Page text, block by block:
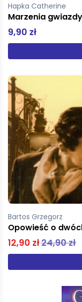
Hapka Catherine
Marzenia gwiazdy
9,90 zł
Bartos Grzegorz
Opowieść o
12,90 zł24,90 zł